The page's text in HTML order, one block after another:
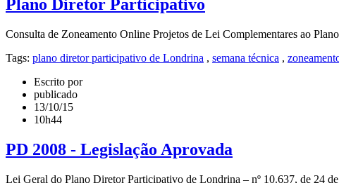
Plano Diretor Participativo
Consulta de Zoneamento Online Projetos de Lei Complementares ao
Tags: plano diretor participativo de Londrina , semana técnica ,
Escrito por
publicado
13/10/15
10h44
PD 2008 - Legislação Aprovada
Lei Geral do Plano Diretor Participativo de Londrina – nº 10.637, de 24